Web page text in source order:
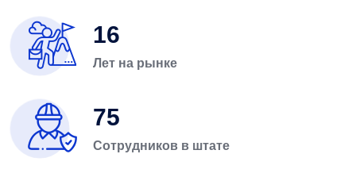
16
Лет на рынке
75
Сотрудников в штате